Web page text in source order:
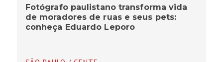
Fotógrafo paulistano transforma vida
de moradores de ruas e seus pets:
conheça Eduardo Leporo